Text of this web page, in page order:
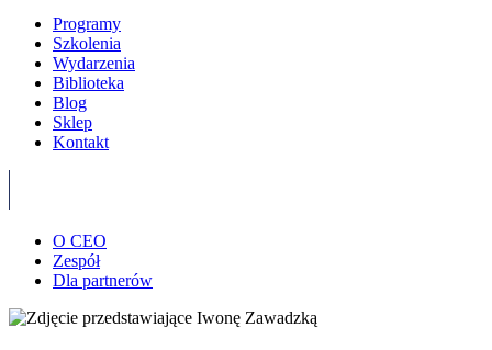
Programy
Szkolenia
Wydarzenia
Biblioteka
Blog
Sklep
Kontakt
O CEO
Zespół
Dla partnerów